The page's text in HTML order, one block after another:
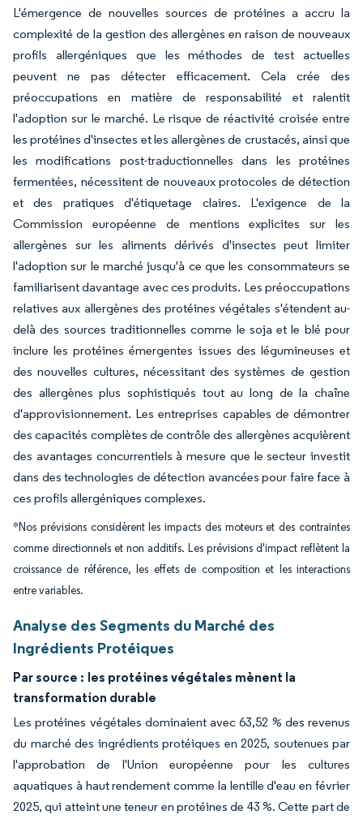
L'émergence de nouvelles sources de protéines a accru la
complexité de la gestion des allergènes en raison de nouveaux
profils allergéniques que les méthodes de test actuelles
peuvent ne pas détecter efficacement. Cela crée des
préoccupations en matière de responsabilité et ralentit
l'adoption sur le marché. Le risque de réactivité croisée entre
les protéines d'insectes et les allergènes de crustacés, ainsi que
les modifications post-traductionnelles dans les protéines
fermentées, nécessitent de nouveaux protocoles de détection
et des pratiques d'étiquetage claires. L'exigence de la
Commission européenne de mentions explicites sur les
allergènes sur les aliments dérivés d'insectes peut limiter
l'adoption sur le marché jusqu'à ce que les consommateurs se
familiarisent davantage avec ces produits. Les préoccupations
relatives aux allergènes des protéines végétales s'étendent au-
delà des sources traditionnelles comme le soja et le blé pour
inclure les protéines émergentes issues des légumineuses et
des nouvelles cultures, nécessitant des systèmes de gestion
des allergènes plus sophistiqués tout au long de la chaîne
d'approvisionnement. Les entreprises capables de démontrer
des capacités complètes de contrôle des allergènes acquièrent
des avantages concurrentiels à mesure que le secteur investit
dans des technologies de détection avancées pour faire face à
ces profils allergéniques complexes.
*Nos prévisions considèrent les impacts des moteurs et des contraintes
comme directionnels et non additifs. Les prévisions d'impact reflètent la
croissance de référence, les effets de composition et les interactions
entre variables.
Analyse des Segments du Marché des
Ingrédients Protéiques
Par source : les protéines végétales mènent la
transformation durable
Les protéines végétales dominaient avec 63,52 % des revenus
du marché des ingrédients protéiques en 2025, soutenues par
l'approbation de l'Union européenne pour les cultures
aquatiques à haut rendement comme la lentille d'eau en février
2025, qui atteint une teneur en protéines de 43 %. Cette part de